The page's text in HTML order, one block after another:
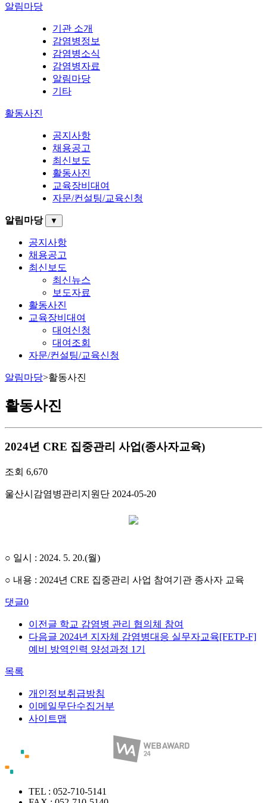
알림마당
기관 소개
감염병정보
감염병소식
감염병자료
알림마당
기타
활동사진
공지사항
채용공고
최신보도
활동사진
교육장비대여
자문/컨설팅/교육신청
알림마당 ▼
공지사항
채용공고
최신보도
최신뉴스
보도자료
활동사진
교육장비대여
대여신청
대여조회
자문/컨설팅/교육신청
알림마당>활동사진
활동사진
2024년 CRE 집중관리 사업(종사자교육)
조회 6,670
울산시감염병관리지원단 2024-05-20
○ 일시 : 2024. 5. 20.(월)
○ 내용 : 2024년 CRE 집중관리 사업 참여기관 종사자 교육
댓글0
이전글 학교 감염병 관리 협의체 참여
다음글 2024년 지자체 감염병대응 실무자교육[FETP-F]
예비 방역인력 양성과정 1기
목록
개인정보취급방침
이메일무단수집거부
사이트맵
TEL : 052-710-5141